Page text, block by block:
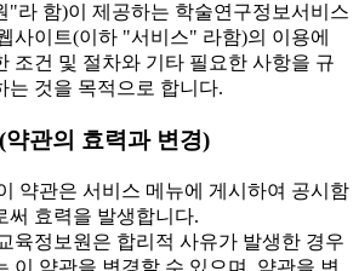
"라 함)이 제공하는 학술연구정보서비스
사이트(이하 "서비스" 라함)의 이용에
조건 및 절차와 기타 필요한 사항을 규
는 것을 목적으로 합니다.
약관의 효력과 변경)
약관은 서비스 메뉴에 게시하여 공시함
써 효력을 발생합니다.
육정보원은 합리적 사유가 발생한 경우
이 약관을 변경할 수 있으며, 약관을 변